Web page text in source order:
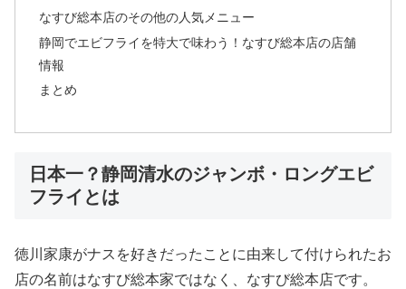
なすび総本店のその他の人気メニュー
静岡でエビフライを特大で味わう！なすび総本店の店舗
情報
まとめ
日本一？静岡清水のジャンボ・ロングエビ
フライとは
徳川家康がナスを好きだったことに由来して付けられたお
店の名前はなすび総本家ではなく、なすび総本店です。